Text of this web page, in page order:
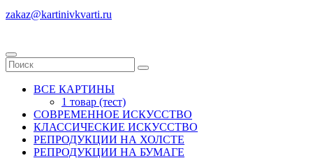
zakaz@kartinivkvarti.ru
ВСЕ КАРТИНЫ
1 товар (тест)
СОВРЕМЕННОЕ ИСКУССТВО
КЛАССИЧЕСКИЕ ИСКУССТВО
РЕПРОДУКЦИИ НА ХОЛСТЕ
РЕПРОДУКЦИИ НА БУМАГЕ